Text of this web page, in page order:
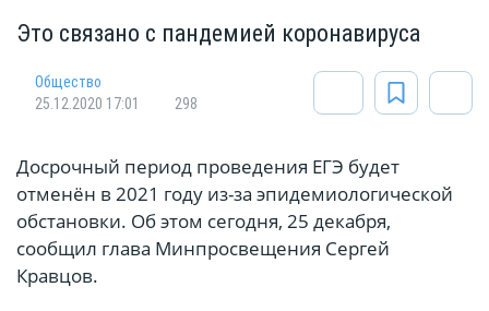
Это связано с пандемией коронавируса
Общество
25.12.2020 17:01
298
Досрочный период проведения ЕГЭ будет
отменён в 2021 году из-за эпидемиологической
обстановки. Об этом сегодня, 25 декабря,
сообщил глава Минпросвещения Сергей
Кравцов.